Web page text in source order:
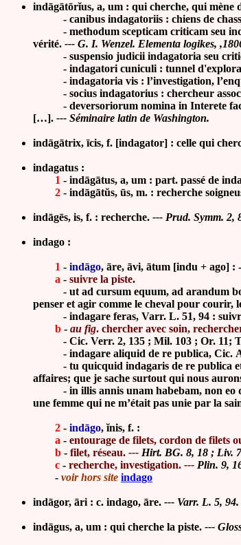
indāgātōrĭus, a, um : qui cherche, qui mène
- canibus indagatoriis : chiens de
- methodum scepticam criticam seu
vérité. --- G. I. Wenzel. Elementa logikes,
- suspensio judicii indagatoria seu
- indagatori cuniculi : tunnel
- indagatoria vis : l’investigation,
- socius indagatorius : chercheur
- deversoriorum nomina in Interete
[…]. --- Séminaire latin de Washington.
indāgātrix, īcis, f. [indagator] : celle qui
indagatus :
1 - indāgātus, a, um : part. passé de
2 - indāgātŭs, ūs, m. : recherche
indāgēs, is, f. : recherche. --- Prud. Symm. 2,
indago :
1 - indāgo, āre, āvi, ātum [indu + ago] :
a - suivre la piste.
- ut ad cursum equum, ad arandum
penser et agir comme le cheval pour courir,
- indagare feras, Varr. L. 51, 94 :
b - au fig. chercher avec soin,
- Cic. Verr. 2, 135 ; Mil. 103 ; Or. 11;
- indagare aliquid de re publica, Cic.
- tu quicquid indagaris de re publica et
affaires; que je sache surtout qui nous
- in illis annis unam habebam, non
une femme qui ne m’était pas unie par la
2 - indāgo, ĭnis, f. :
a - entourage de filets, cordon de filets
b - filet, réseau. --- Hirt. BG. 8, 18 ; Liv.
c - recherche, investigation. --- Plin. 9,
- voir hors site indago
indāgor, āri : c. indago, āre. --- Varr. L. 5, 94.
indāgus, a, um : qui cherche la piste. ---